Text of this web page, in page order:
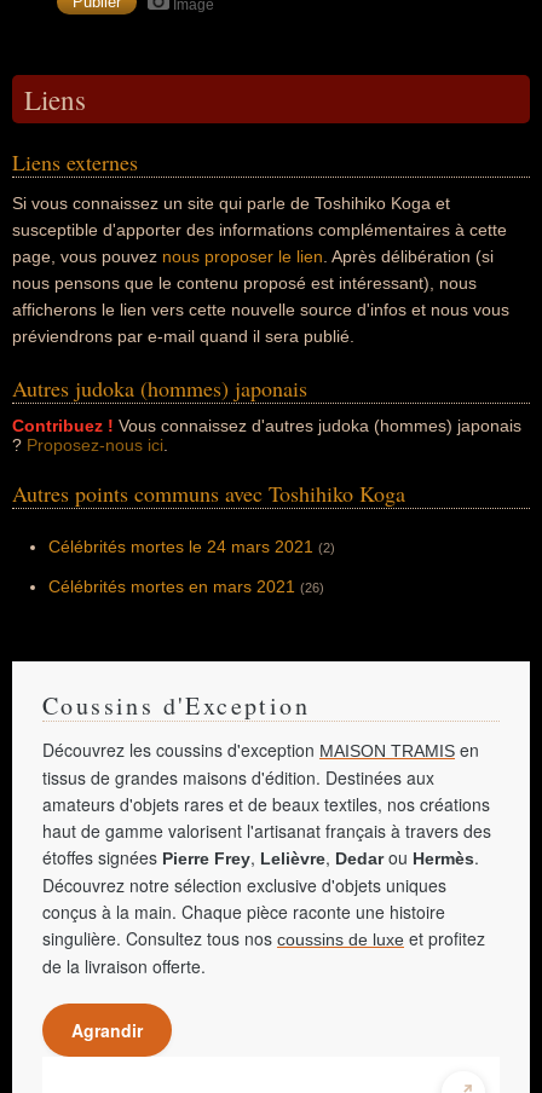
Image
Liens
Liens externes
Si vous connaissez un site qui parle de Toshihiko Koga et
susceptible d'apporter des informations complémentaires à cette
page, vous pouvez nous proposer le lien . Après délibération (si
nous pensons que le contenu proposé est intéressant), nous
afficherons le lien vers cette nouvelle source d'infos et nous vous
préviendrons par e-mail quand il sera publié.
Autres judoka (hommes) japonais
Contribuez ! Vous connaissez d'autres judoka (hommes) japonais
? Proposez-nous ici
Autres points communs avec Toshihiko Koga
Célébrités mortes le 24 mars 2021 (2)
Célébrités mortes en mars 2021 (26)
Coussins d'Exception
Découvrez les coussins d'exception MAISON TRAMIS en
tissus de grandes maisons d'édition. Destinées aux
amateurs d'objets rares et de beaux textiles, nos créations
haut de gamme valorisent l'artisanat français à travers des
étoffes signées Pierre Frey, Lelièvre, Dedarou Hermès.
Découvrez notre sélection exclusive d'objets uniques
conçus à la main. Chaque pièce raconte une histoire
singulière. Consultez tous nos coussins de luxe et profitez
de la livraison offerte.
Agrandir